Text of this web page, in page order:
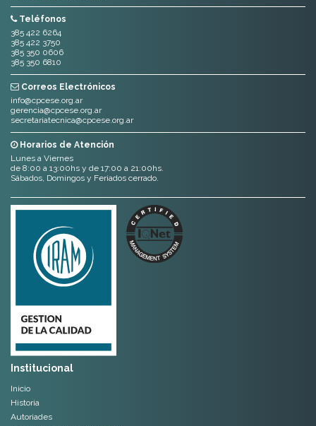
Teléfonos
385 422 6264
385 422 3750
385 350 0606
385 350 6810
Correos Electrónicos
info@cpcese.org.ar
gerencia@cpcese.org.ar
secretariatecnica@cpcese.org.ar
Horarios de Atención
Lunes a Viernes
de 8:00 a 13:00hs y de 17:00 a 21:00hs.
Sábados, Domingos y Feriados cerrado.
Institucional
Inicio
Historia
Autoriades